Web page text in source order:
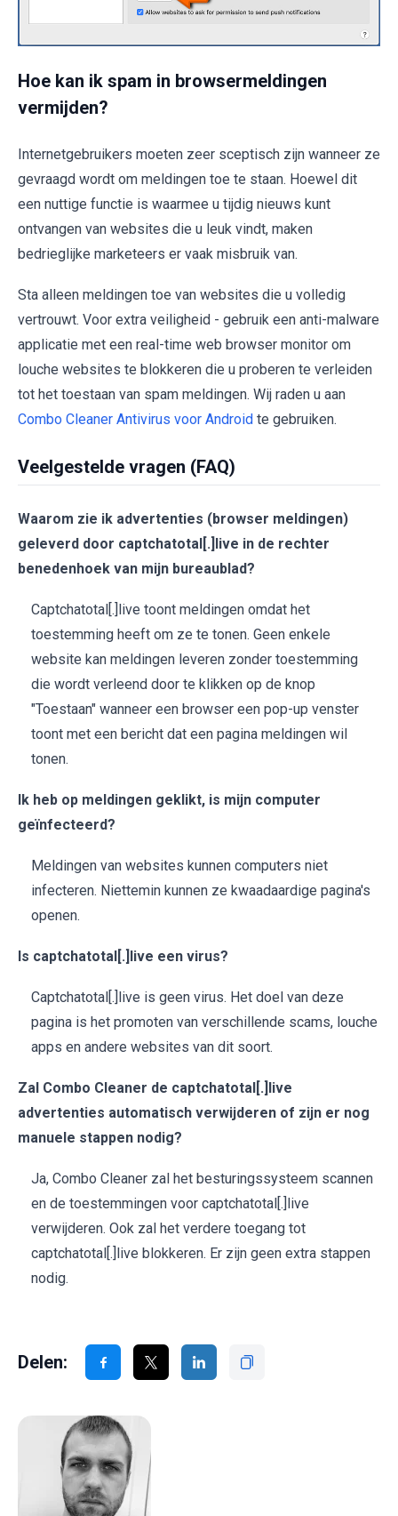
Hoe kan ik spam in browsermeldingen
vermijden?
Internetgebruikers moeten zeer sceptisch zijn wanneer ze
gevraagd wordt om meldingen toe te staan. Hoewel dit
een nuttige functie is waarmee u tijdig nieuws kunt
ontvangen van websites die u leuk vindt, maken
bedrieglijke marketeers er vaak misbruik van.
Sta alleen meldingen toe van websites die u volledig
vertrouwt. Voor extra veiligheid - gebruik een anti-malware
applicatie met een real-time web browser monitor om
louche websites te blokkeren die u proberen te verleiden
tot het toestaan van spam meldingen. Wij raden u aan
Combo Cleaner Antivirus voor Android te gebruiken.
Veelgestelde vragen (FAQ)
Waarom zie ik advertenties (browser meldingen)
geleverd door captchatotal[.]live in de rechter
benedenhoek van mijn bureaublad?
Captchatotal[.]live toont meldingen omdat het
toestemming heeft om ze te tonen. Geen enkele
website kan meldingen leveren zonder toestemming
die wordt verleend door te klikken op de knop
"Toestaan" wanneer een browser een pop-up venster
toont met een bericht dat een pagina meldingen wil
tonen.
Ik heb op meldingen geklikt, is mijn computer
geïnfecteerd?
Meldingen van websites kunnen computers niet
infecteren. Niettemin kunnen ze kwaadaardige pagina's
openen.
Is captchatotal[.]live een virus?
Captchatotal[.]live is geen virus. Het doel van deze
pagina is het promoten van verschillende scams, louche
apps en andere websites van dit soort.
Zal Combo Cleaner de captchatotal[.]live
advertenties automatisch verwijderen of zijn er nog
manuele stappen nodig?
Ja, Combo Cleaner zal het besturingssysteem scannen
en de toestemmingen voor captchatotal[.]live
verwijderen. Ook zal het verdere toegang tot
captchatotal[.]live blokkeren. Er zijn geen extra stappen
nodig.
Delen: